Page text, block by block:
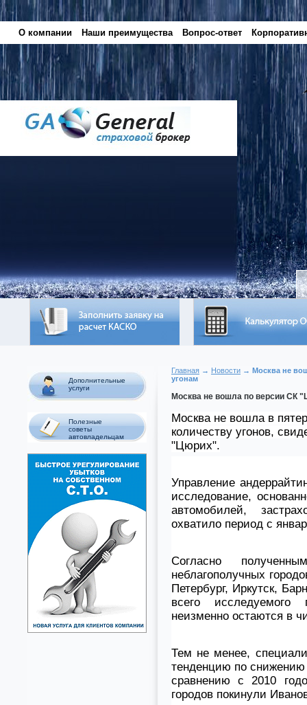
О компании Наши преимущества Вопрос-ответ
Дополнительные
услуги
Полезные
советы
автовладельцам
Главная → Новости → Москва не
угонам
Москва не вошла по версии СК
Москва не вошла в
количеству угонов,
"Цюрих".
Управление
исследование,
автомобилей,
охватило период с
Согласно
неблагополучных
Петербург, Иркутск,
всего исследуемого
неизменно остаются в
Тем не менее,
тенденцию по снижению
сравнению с 2010
городов покинули